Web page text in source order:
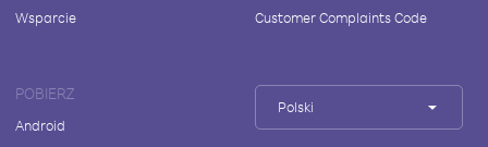
Wsparcie
Customer Complaints Code
POBIERZ
Android
Polski